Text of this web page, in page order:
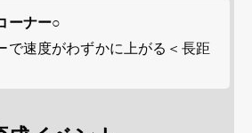
ーナー○
で速度がわずかに上がる＜長距